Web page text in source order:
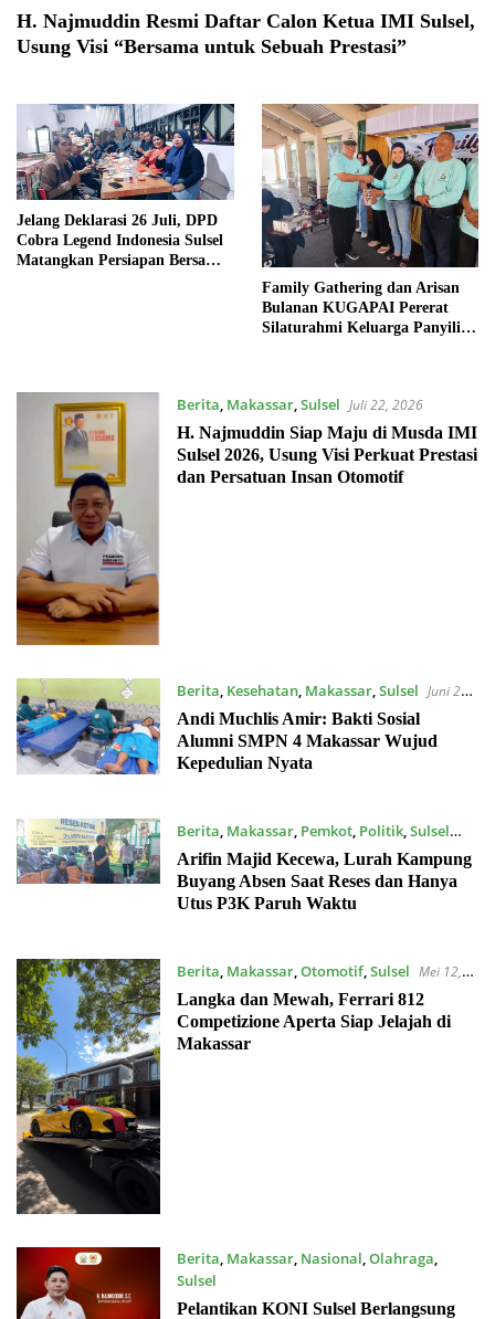
H. Najmuddin Resmi Daftar Calon Ketua IMI Sulsel,
Usung Visi “Bersama untuk Sebuah Prestasi”
Jelang Deklarasi 26 Juli, DPD
Cobra Legend Indonesia Sulsel
Matangkan Persiapan Bersama
Family Gathering dan Arisan
Bulanan KUGAPAI Pererat
Silaturahmi Keluarga Panyili di
Berita, Makassar,Sulsel Juli 22, 2026
H. Najmuddin Siap Maju di Musda IMI
Sulsel 2026, Usung Visi Perkuat Prestasi
dan Persatuan Insan Otomotif
Berita, Kesehatan, Makassar,Sulsel Juni 27,
2026
Andi Muchlis Amir: Bakti Sosial
Alumni SMPN 4 Makassar Wujud
Kepedulian Nyata
Berita, Makassar, Pemkot, Politik,Sulsel
Mei 21, 2026
Arifin Majid Kecewa, Lurah Kampung
Buyang Absen Saat Reses dan Hanya
Utus P3K Paruh Waktu
Berita, Makassar,Otomotif,Sulsel Mei 12,
2026
Langka dan Mewah, Ferrari 812
Competizione Aperta Siap Jelajah di
Makassar
Berita Makassar, Nasional Olahraga
Sulsel
Mei 9, 2026
Pelantikan KONI Sulsel Berlangsung